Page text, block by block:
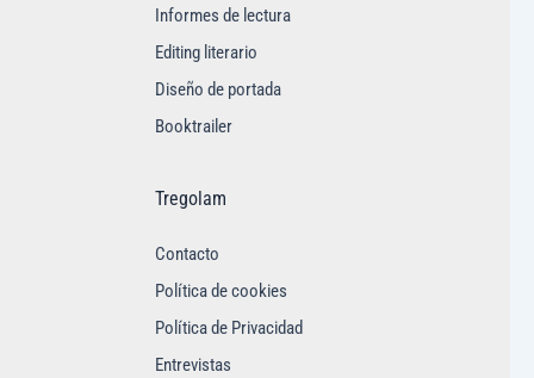
Informes de lectura
Editing literario
Diseño de portada
Booktrailer
Tregolam
Contacto
Política de cookies
Política de Privacidad
Entrevistas